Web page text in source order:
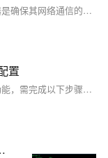
在Hyper-V环境中，正确配置虚拟机的网络适配器是确保其网络通信的关键。需先启用Hyper-V功能并创建虚拟交换机。接着，在Hyper-V管理器中选择目标虚拟机，添加或配置网络适配器，选择合适的虚拟交换机（外部、内部或私有），并根据需求配置VLAN、MAC地址等选项。最后，启动虚拟机并验证网络连接，确保其能正常访问外部网络、与主机及其他虚拟机通信。常见问题包括无法访问外部网络或获取IP地址，需检查虚拟交换机和适配器设置。
置
在Hyper-V环境中配置多虚拟机网络以实现上网功能，需完成以下步骤：1. 确认Hyper-V安装与物理网络连接正常；2. 配置虚拟交换机（外部、内部或专用）以支持不同网络需求；3. 设置虚拟机网络适配器并关联对应虚拟交换机；4. 验证虚拟机网络连接状态；5. 根据场景需求优化多虚拟机网络环境。此外，还需注意网络隔离、性能监控及数据备份等事项，确保网络安全稳定运行。
一（反向代理配置）